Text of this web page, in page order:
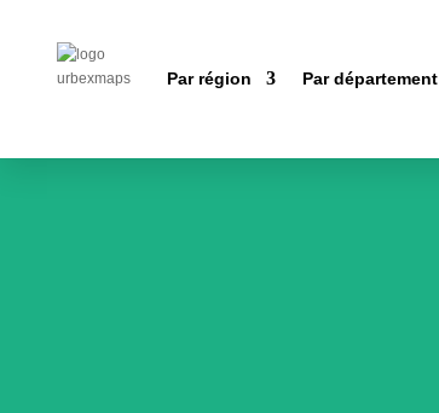
Par région Par département